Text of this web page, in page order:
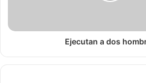
Ejecutan a dos